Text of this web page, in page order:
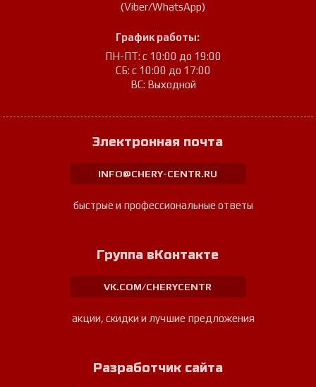
(Viber/WhatsApp)
График работы:
ПН-ПТ: с 10:00 до 19:00
СБ: с 10:00 до 17:00
ВС: Выходной
Электронная почта
INFO@CHERY-CENTR.RU
быстрые и профессиональные ответы
Группа вКонтакте
VK.COM/CHERYCENTR
акции, скидки и лучшие предложения
Разработчик сайта